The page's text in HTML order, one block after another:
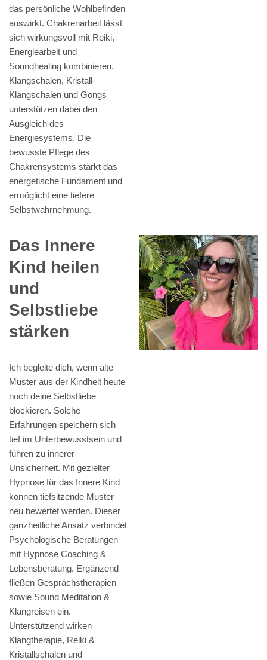
das persönliche Wohlbefinden
auswirkt. Chakrenarbeit lässt
sich wirkungsvoll mit Reiki,
Energiearbeit und
Soundhealing kombinieren.
Klangschalen, Kristall-
Klangschalen und Gongs
unterstützen dabei den
Ausgleich des
Energiesystems. Die
bewusste Pflege des
Chakrensystems stärkt das
energetische Fundament und
ermöglicht eine tiefere
Selbstwahrnehmung.
Das Innere
Kind heilen
und
Selbstliebe
stärken
Ich begleite dich, wenn alte
Muster aus der Kindheit heute
noch deine Selbstliebe
blockieren. Solche
Erfahrungen speichern sich
tief im Unterbewusstsein und
führen zu innerer
Unsicherheit. Mit gezielter
Hypnose für das Innere Kind
können tiefsitzende Muster
neu bewertet werden. Dieser
ganzheitliche Ansatz verbindet
Psychologische Beratungen
mit Hypnose Coaching &
Lebensberatung. Ergänzend
fließen Gesprächstherapien
sowie Sound Meditation &
Klangreisen ein.
Unterstützend wirken
Klangtherapie, Reiki &
Kristallschalen und